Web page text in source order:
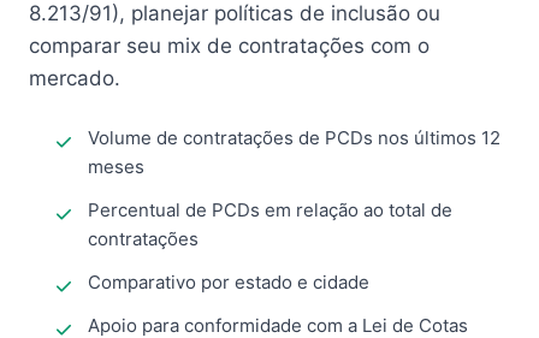
8.213/91), planejar políticas de inclusão ou
comparar seu mix de contratações com o
mercado.
Volume de contratações de PCDs nos últimos 12
meses
Percentual de PCDs em relação ao total de
contratações
Comparativo por estado e cidade
Apoio para conformidade com a Lei de Cotas